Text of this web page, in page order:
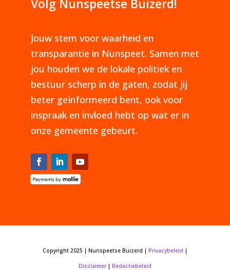
Volg Nunspeetse Buizerd!
Jouw stem voor waarheid en
transparantie in Nunspeet. Samen met
jou houden we de lokale politiek en
bestuur scherp in de gaten, zodat jij
beter geïnformeerd bent, ook voor
inspraak en invloed hebt op wat er in
onze gemeente gebeurt.
Copyright 2025 | Nunspeetse Buizerd | Privacybeleid |
Disclaimer| Redactiebeleid